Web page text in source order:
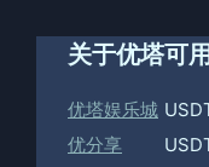
关于优塔
优塔娱乐城
优分享
可